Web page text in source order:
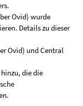
Ovid) wurde
Details zu dieser
Ovid) und Central
hinzu, die die